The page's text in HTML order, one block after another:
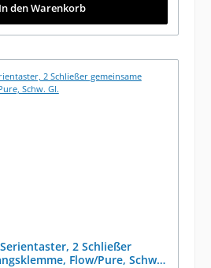
In den Warenkorb
2 Schließer
Flow/Pure, Schw.